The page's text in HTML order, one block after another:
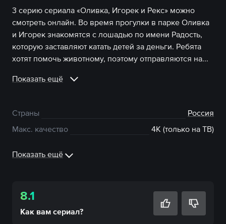
3 серию сериала «Оливка, Игорек и Рекс» можно
смотреть онлайн. Во время прогулки в парке Оливка
и Игорек знакомятся с лошадью по имени Радость,
которую заставляют катать детей за деньги. Ребята
хотят помочь животному, поэтому отправляются на...
Показать ещё
Страны
Россия
Макс. качество
4К (только на ТВ)
Показать ещё
8.1
Как вам сериал?